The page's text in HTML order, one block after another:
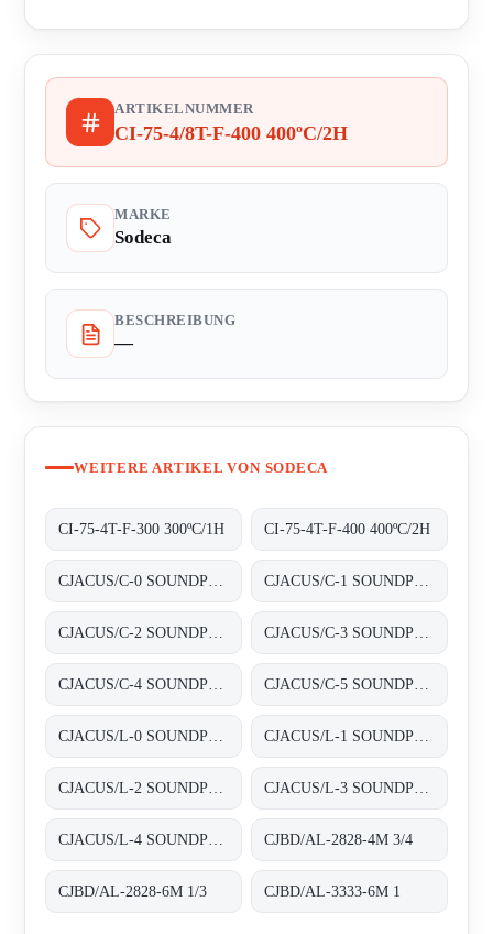
ARTIKELNUMMER
CI-75-4/8T-F-400 400ºC/2H
MARKE
Sodeca
BESCHREIBUNG
—
WEITERE ARTIKEL VON SODECA
CI-75-4T-F-300 300ºC/1H CI-75-4T-F-400 400ºC/2H
CJBD/AL-2828-4M 3/4
CJBD/AL-2828-6M 1/3 CJBD/AL-3333-6M 1